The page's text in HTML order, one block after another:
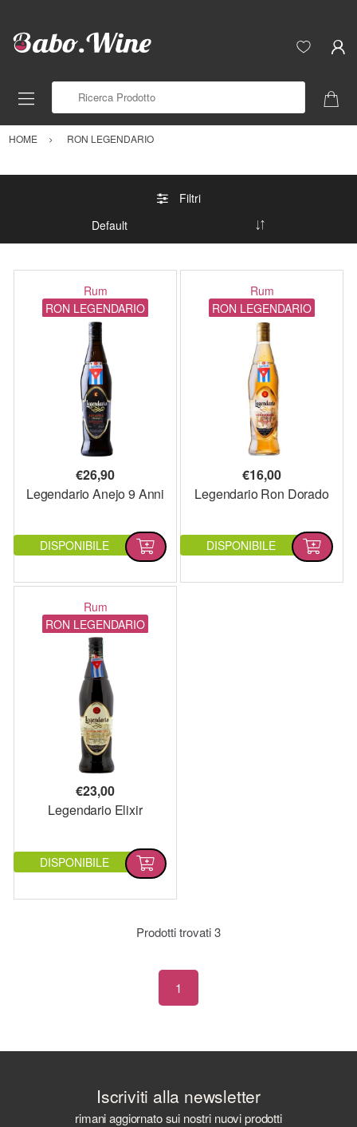
HOME RON LEGENDARIO
Filtri
Rum
RON LEGENDARIO
€26,90
Legendario Anejo 9 Anni
DISPONIBILE
Rum
RON LEGENDARIO
€16,00
Legendario Ron Dorado
DISPONIBILE
Rum
RON LEGENDARIO
€23,00
Legendario Elixir
DISPONIBILE
Prodotti trovati3
1
Iscriviti alla newsletter
rimani aggiornato sui nostri nuovi prodotti